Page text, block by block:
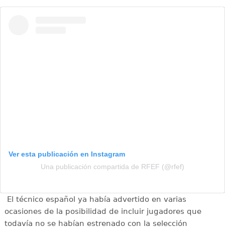
Ver esta publicación en Instagram
Una publicación compartida de RFEF (@rfef)
El técnico español ya había advertido en varias
ocasiones de la posibilidad de incluir jugadores que
todavía no se habían estrenado con la selección